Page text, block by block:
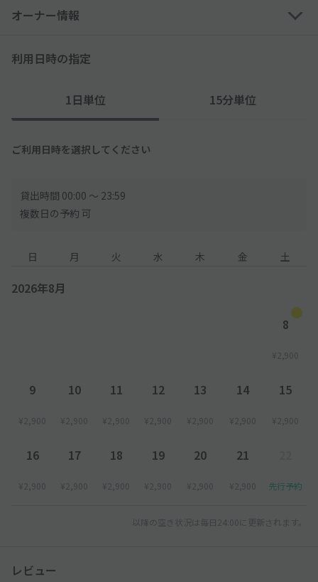
23:30〜7:00は、以下の手順で1Fへ上がる必要がございます。
-------------------------
②B2Fエレベーターホール左手の通路を通りホテルへの通路を直
-------------------------
オーナー情報
利用日時の指定
1日単位 15分単位
ご利用日時を選択してください
貸出時間 00:00 〜 23:59
複数日の予約 可
日 月 火 水 木 金 土
2026年8月
8
¥2,900
9
¥2,900
10
¥2,900
11
¥2,900
12
¥2,900
13
¥2,900
14
¥2,900
15
¥2,900
16
¥2,900
17
¥2,900
18
¥2,900
19
¥2,900
20
¥2,900
21
¥2,900 先行予約
以降の空き状況は毎日24:00に更新されます。
レビュー